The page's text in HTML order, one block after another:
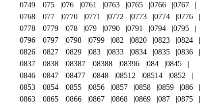
0749
075 076 0761 0763 0765 0766
0767
0768
077 0770 0771 0772 0773 0774
0776
0778
0779 078 079 0790 0791 0794
0795
0796
0797 0798 0799 082 0820 0823
0824
0826
0827 0829 083 0833 0834 0835
0836
0837
0838 08387 08388 08396 084
0845
0846
0847 08477 0848 08512 08514
0852
0853
0854 0855 0856 0857 0858 0859
086
0863
0865 0866 0867 0868 0869 087
0875